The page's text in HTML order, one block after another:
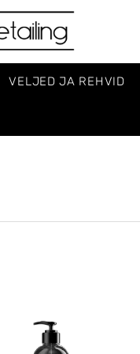
VELJED JA REHVID